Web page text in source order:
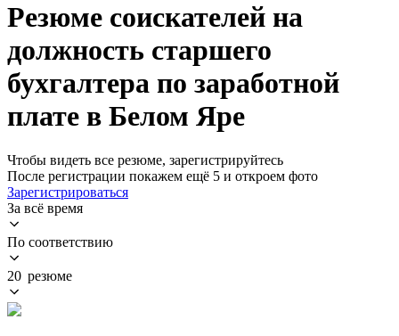
Резюме соискателей на
должность старшего
бухгалтера по заработной
плате в Белом Яре
Чтобы видеть все резюме, зарегистрируйтесь
После регистрации покажем ещё 5 и откроем фото
Зарегистрироваться
За всё время
По соответствию
20 резюме